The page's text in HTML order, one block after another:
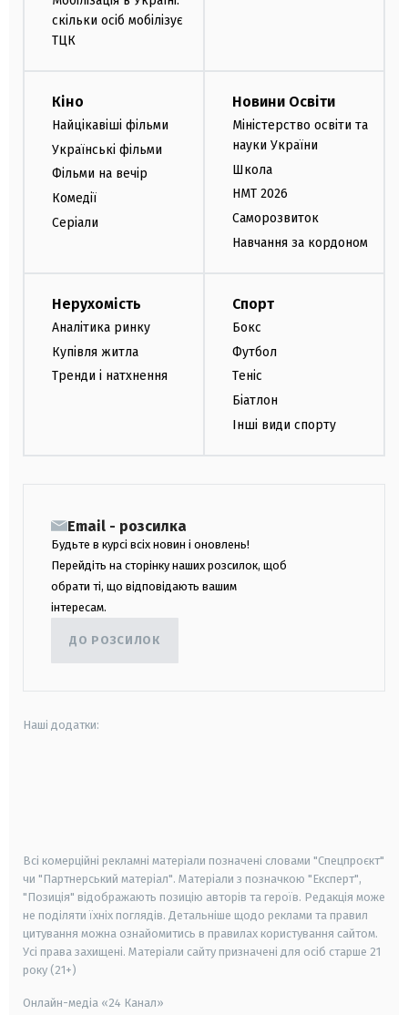
скільки осіб мобілізує
ТЦК
Кіно
Найцікавіші фільми
Українські фільми
Фільми на вечір
Комедії
Серіали
Новини Освіти
Міністерство освіти та
науки України
Школа
НМТ 2026
Саморозвиток
Навчання за кордоном
Нерухомість
Аналітика ринку
Купівля житла
Тренди і натхнення
Спорт
Бокс
Футбол
Теніс
Біатлон
Інші види спорту
Email - розсилка
Будьте в курсі всіх новин і оновлень!
Перейдіть на сторінку наших розсилок, щоб
обрати ті, що відповідають вашим
інтересам.
ДО РОЗСИЛОК
Наші додатки:
Всі комерційні рекламні матеріали позначені словами "Спецпроєкт"
чи "Партнерський матеріал". Матеріали з позначкою "Експерт",
"Позиція" відображають позицію авторів та героїв. Редакція може
не поділяти їхніх поглядів. Детальніше щодо реклами та правил
цитування можна ознайомитись в правилах користування сайтом.
Усі права захищені. Матеріали сайту призначені для осіб старше 21
року (21+)
Онлайн-медіа «24 Канал»